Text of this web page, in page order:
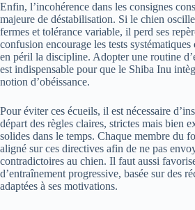
Enfin, l’incohérence dans les consignes
majeure de déstabilisation. Si le chien
fermes et tolérance variable, il perd ses
confusion encourage les tests systématiques
en péril la discipline. Adopter une routine
est indispensable pour que le Shiba Inu
notion d’obéissance.
Pour éviter ces écueils, il est nécessaire
départ des règles claires, strictes mais bien
solides dans le temps. Chaque membre du
aligné sur ces directives afin de ne pas
contradictoires au chien. Il faut aussi
d’entraînement progressive, basée sur des
adaptées à ses motivations.